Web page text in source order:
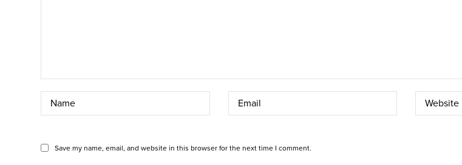
Save my name, email, and website in this browser for the next time I comment.